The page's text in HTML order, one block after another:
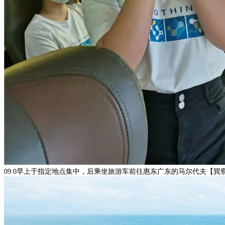
09:0早上于指定地点集中，后乘坐旅游车前往惠东广东的马尔代夫【巽